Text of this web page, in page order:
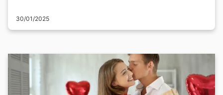
30/01/2025